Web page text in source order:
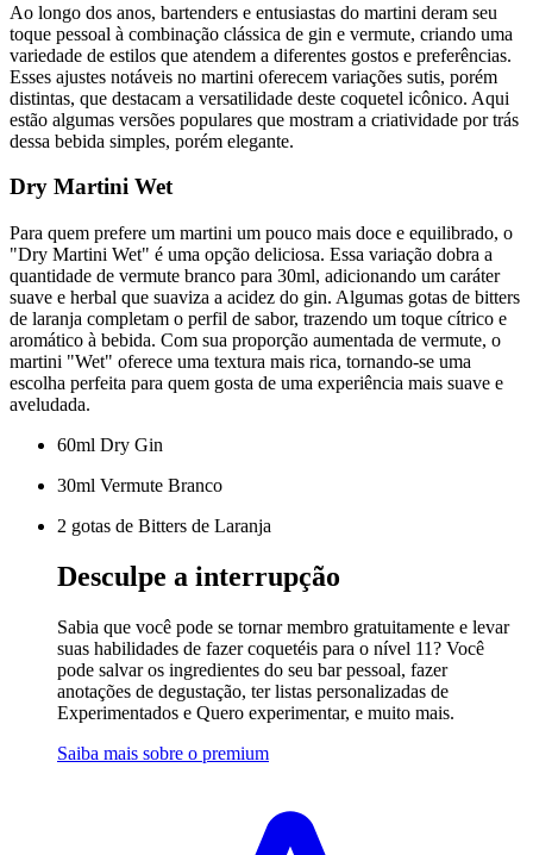
Ao longo dos anos, bartenders e entusiastas do martini deram seu
toque pessoal à combinação clássica de gin e vermute, criando uma
variedade de estilos que atendem a diferentes gostos e preferências.
Esses ajustes notáveis no martini oferecem variações sutis, porém
distintas, que destacam a versatilidade deste coquetel icônico. Aqui
estão algumas versões populares que mostram a criatividade por trás
dessa bebida simples, porém elegante.
Dry Martini Wet
Para quem prefere um martini um pouco mais doce e equilibrado, o
"Dry Martini Wet" é uma opção deliciosa. Essa variação dobra a
quantidade de vermute branco para 30ml, adicionando um caráter
suave e herbal que suaviza a acidez do gin. Algumas gotas de bitters
de laranja completam o perfil de sabor, trazendo um toque cítrico e
aromático à bebida. Com sua proporção aumentada de vermute, o
martini "Wet" oferece uma textura mais rica, tornando-se uma
escolha perfeita para quem gosta de uma experiência mais suave e
aveludada.
60ml Dry Gin
30ml Vermute Branco
2 gotas de Bitters de Laranja
Desculpe a interrupção
Sabia que você pode se tornar membro gratuitamente e levar
suas habilidades de fazer coquetéis para o nível 11? Você
pode salvar os ingredientes do seu bar pessoal, fazer
anotações de degustação, ter listas personalizadas de
Experimentados e Quero experimentar, e muito mais.
Saiba mais sobre o premium